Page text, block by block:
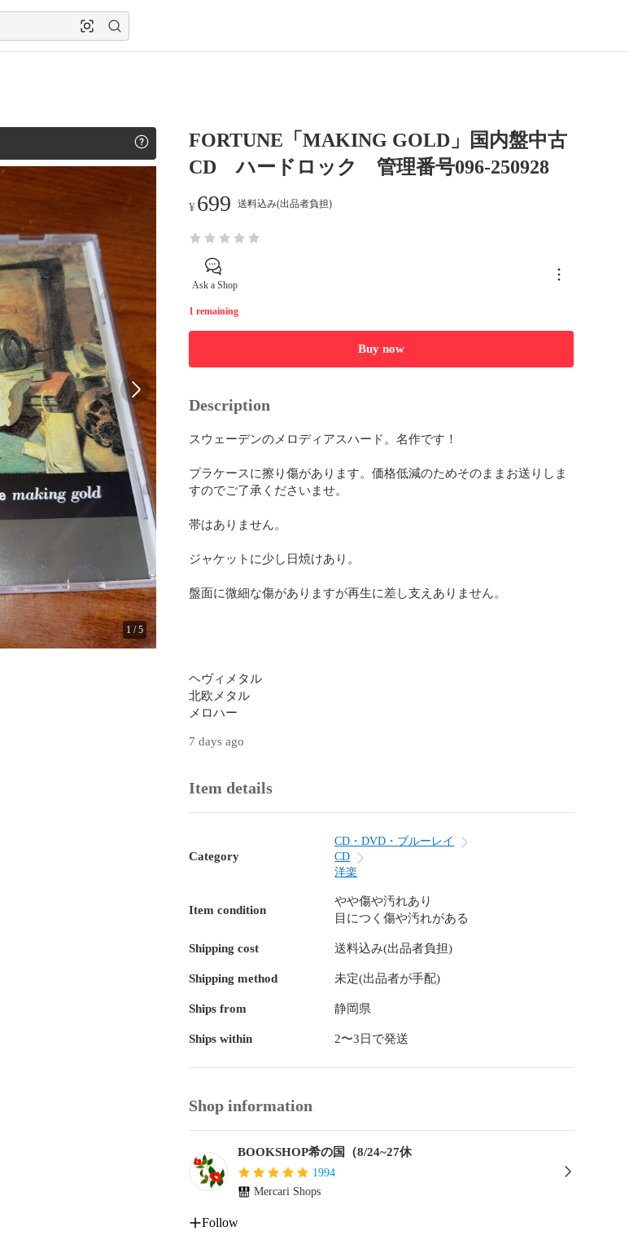
1 /5
FORTUNE「MAKING GOLD」国内盤中古
CD ハードロック 管理番号096-250928
¥ 699 送料込み(出品者負担)
Ask a Shop
1 remaining
Buy now
Description
スウェーデンのメロディアスハード。名作です！
プラケースに擦り傷があります。価格低減のためそのままお送りしま
すのでご了承くださいませ。
帯はありません。
ジャケットに少し日焼けあり。
盤面に微細な傷がありますが再生に差し支えありません。
ヘヴィメタル
北欧メタル
メロハー
7 days ago
Item details
Category
CD・DVD・ブルーレイ
CD
洋楽
Item condition
やや傷や汚れあり
目につく傷や汚れがある
Shipping cost 送料込み(出品者負担)
Shipping method 未定(出品者が手配)
Ships from 静岡県
Ships within 2〜3日で発送
Shop information
BOOKSHOP希の国（8/24~27休
1994
Mercari Shops
Follow